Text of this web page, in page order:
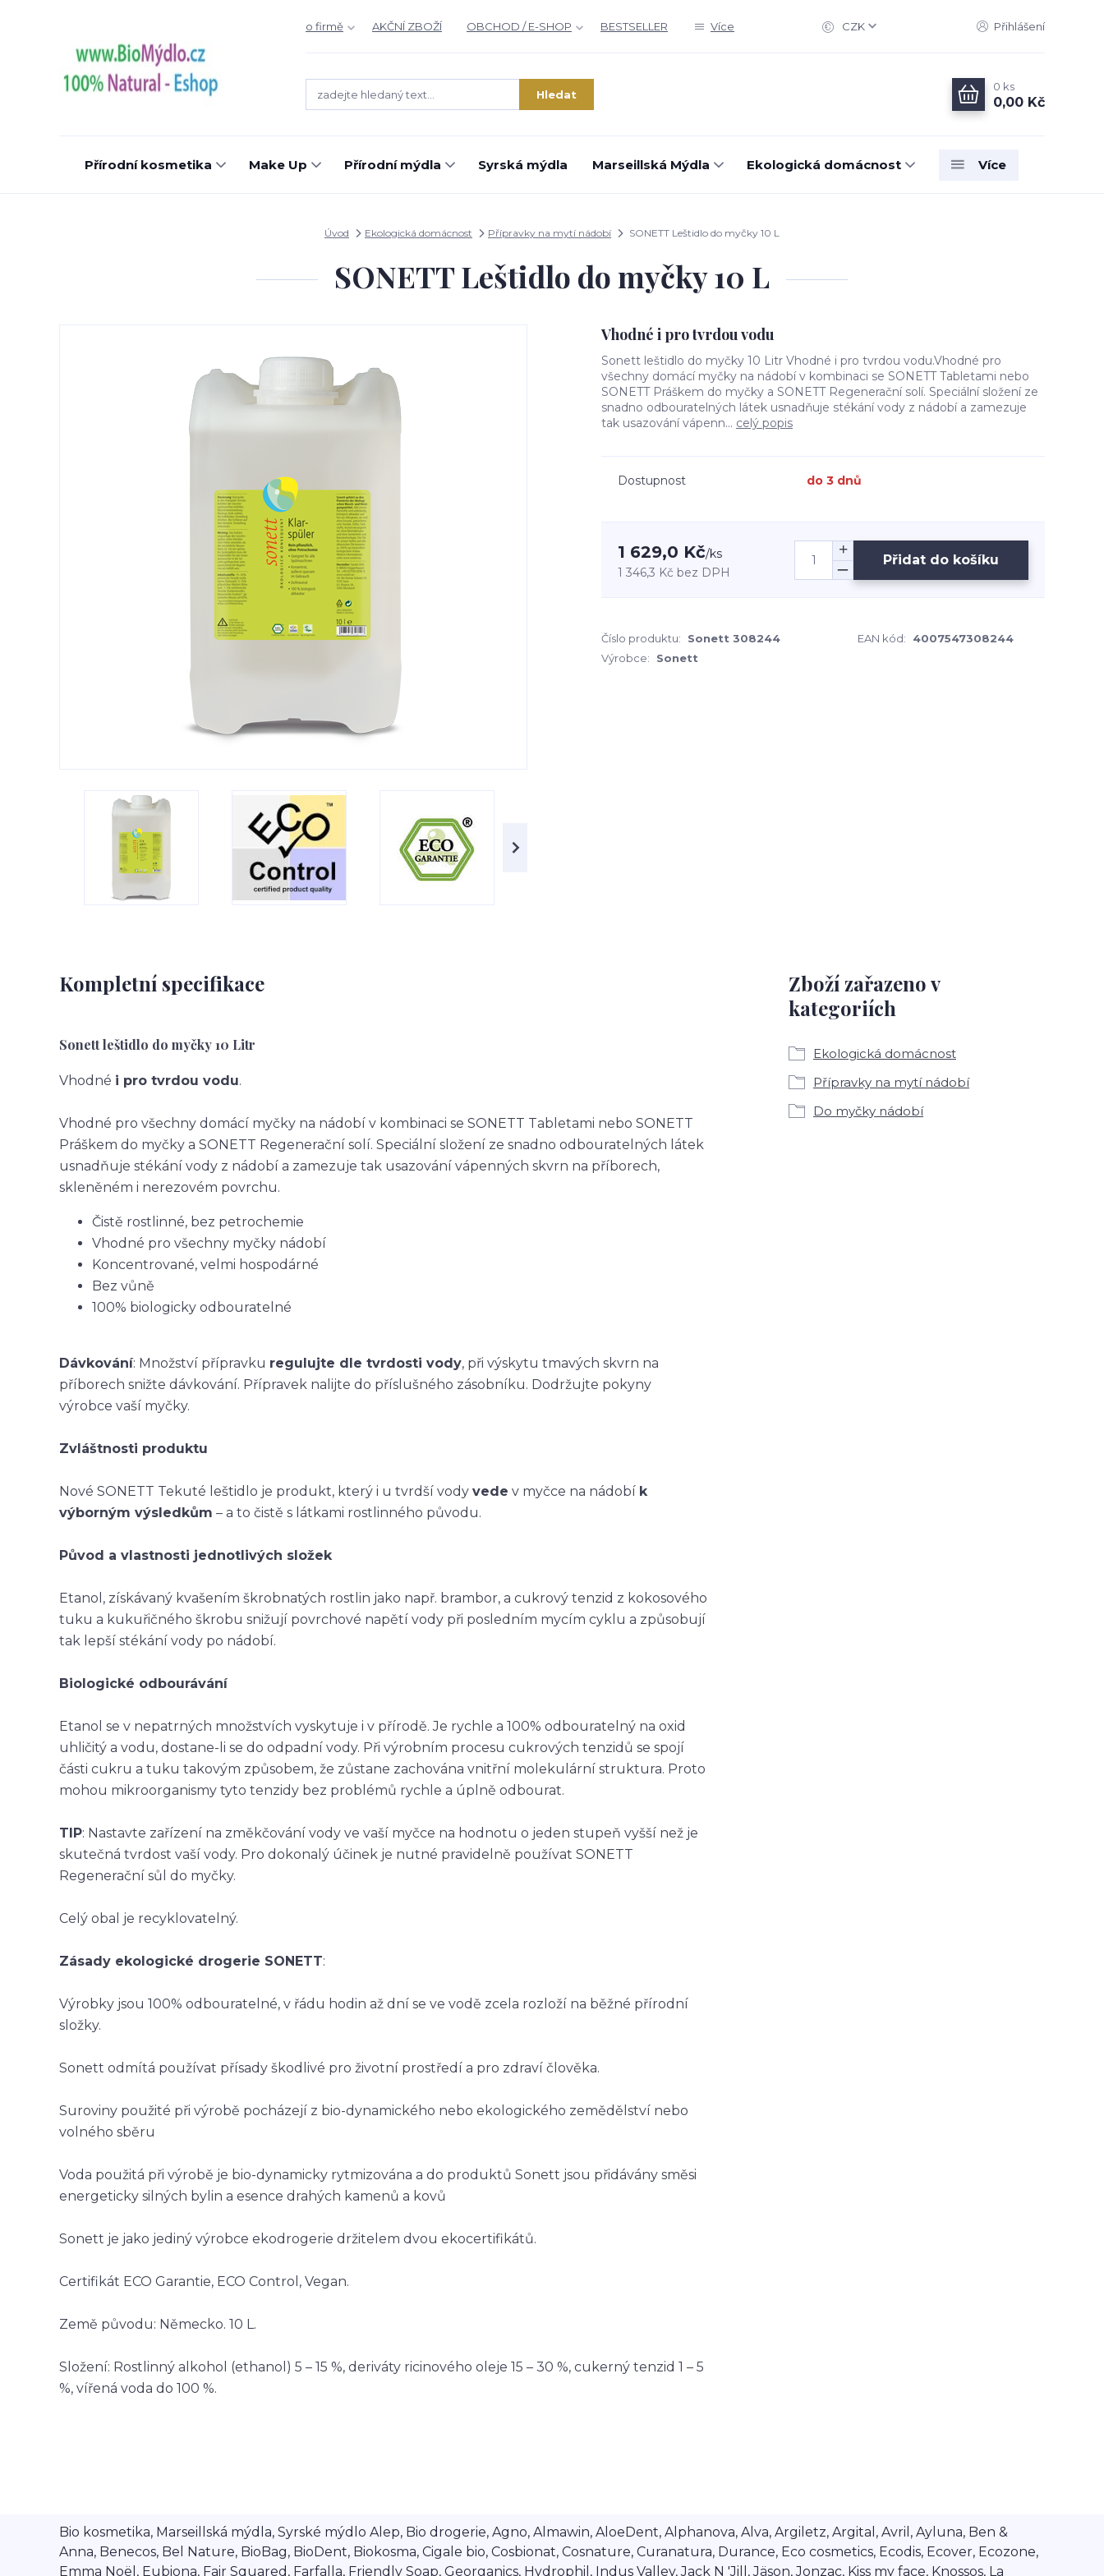
o firmě AKČNÍ ZBOŽÍ OBCHOD / E-SHOP BESTSELLER Více CZK Přihlášení
Hledat
0 ks
0,00 Kč
Přírodní kosmetika Make Up Přírodní mýdla Syrská mýdla Marseillská Mýdla Ekologická domácnost Více
Úvod Ekologická domácnost Přípravky na mytí nádobí SONETT Leštidlo do myčky 10 L
SONETT Leštidlo do myčky 10 L
Vhodné i pro tvrdou vodu
Sonett leštidlo do myčky 10 Litr Vhodné i pro tvrdou vodu.Vhodné pro
všechny domácí myčky na nádobí v kombinaci se SONETT Tabletami nebo
SONETT Práškem do myčky a SONETT Regenerační solí. Speciální složení ze
snadno odbouratelných látek usnadňuje stékání vody z nádobí a zamezuje
tak usazování vápenn... celý popis
Dostupnost do 3 dnů
1 629,0 Kč/ks
1 346,3 Kč bez DPH
Přidat do košíku
Číslo produktu: Sonett 308244 EAN kód:
4007547308244
Výrobce:
Sonett
Kompletní specifikace
Sonett leštidlo do myčky 10 Litr
Vhodné i pro tvrdou vodu.
Vhodné pro všechny domácí myčky na nádobí v kombinaci se SONETT Tabletami nebo SONETT
Práškem do myčky a SONETT Regenerační solí. Speciální složení ze snadno odbouratelných látek
usnadňuje stékání vody z nádobí a zamezuje tak usazování vápenných skvrn na příborech,
skleněném i nerezovém povrchu.
Čistě rostlinné, bez petrochemie
Vhodné pro všechny myčky nádobí
Koncentrované, velmi hospodárné
Bez vůně
100% biologicky odbouratelné
Dávkování: Množství přípravku regulujte dle tvrdosti vody, při výskytu tmavých skvrn na
příborech snižte dávkování. Přípravek nalijte do příslušného zásobníku. Dodržujte pokyny
výrobce vaší myčky.
Zvláštnosti produktu
Nové SONETT Tekuté leštidlo je produkt, který i u tvrdší vody vede v myčce na nádobí k
výborným výsledkům – a to čistě s látkami rostlinného původu.
Původ a vlastnosti jednotlivých složek
Etanol, získávaný kvašením škrobnatých rostlin jako např. brambor, a cukrový tenzid z kokosového
tuku a kukuřičného škrobu snižují povrchové napětí vody při posledním mycím cyklu a způsobují
tak lepší stékání vody po nádobí.
Biologické odbourávání
Etanol se v nepatrných množstvích vyskytuje i v přírodě. Je rychle a 100% odbouratelný na oxid
uhličitý a vodu, dostane-li se do odpadní vody. Při výrobním procesu cukrových tenzidů se spojí
části cukru a tuku takovým způsobem, že zůstane zachována vnitřní molekulární struktura. Proto
mohou mikroorganismy tyto tenzidy bez problémů rychle a úplně odbourat.
TIP: Nastavte zařízení na změkčování vody ve vaší myčce na hodnotu o jeden stupeň vyšší než je
skutečná tvrdost vaší vody. Pro dokonalý účinek je nutné pravidelně používat SONETT
Regenerační sůl do myčky.
Celý obal je recyklovatelný.
Zásady ekologické drogerie SONETT:
Výrobky jsou 100% odbouratelné, v řádu hodin až dní se ve vodě zcela rozloží na běžné přírodní
složky.
Sonett odmítá používat přísady škodlivé pro životní prostředí a pro zdraví člověka.
Suroviny použité při výrobě pocházejí z bio-dynamického nebo ekologického zemědělství nebo
volného sběru
Voda použitá při výrobě je bio-dynamicky rytmizována a do produktů Sonett jsou přidávány směsi
energeticky silných bylin a esence drahých kamenů a kovů
Sonett je jako jediný výrobce ekodrogerie držitelem dvou ekocertifikátů.
Certifikát ECO Garantie, ECO Control, Vegan.
Země původu: Německo. 10 L.
Složení: Rostlinný alkohol (ethanol) 5 – 15 %, deriváty ricinového oleje 15 – 30 %, cukerný tenzid 1 – 5
%, vířená voda do 100 %.
Zboží zařazeno v
kategoriích
Ekologická domácnost
Přípravky na mytí nádobí
Do myčky nádobí
Bio kosmetika, Marseillská mýdla, Syrské mýdlo Alep, Bio drogerie, Agno, Almawin, AloeDent, Alphanova, Alva, Argiletz, Argital, Avril, Ayluna, Ben &
Anna, Benecos, Bel Nature, BioBag, BioDent, Biokosma, Cigale bio, Cosbionat, Cosnature, Curanatura, Durance, Eco cosmetics, Ecodis, Ecover, Ecozone,
Emma Noël, Eubiona, Fair Squared, Farfalla, Friendly Soap, Georganics, Hydrophil, Indus Valley, Jack N 'Jill, Jäson, Jonzac, Kiss my face, Knossos, La